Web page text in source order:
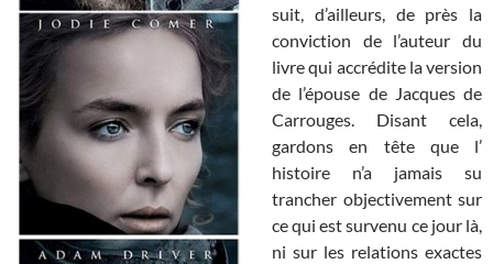
suit, d’ailleurs, de près la
conviction de l’auteur du
livre qui accrédite la version
de l’épouse de Jacques de
Carrouges. Disant cela,
gardons en tête que l’
histoire n’a jamais su
trancher objectivement sur
ce qui est survenu ce jour là,
ni sur les relations exactes